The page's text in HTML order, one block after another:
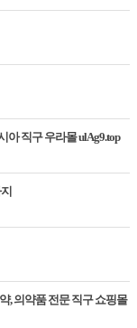
아 직구 우라몰 ulAg9.top
, 의약품 전문 직구 쇼핑몰